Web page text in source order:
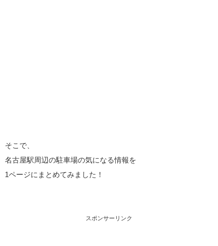
そこで、
名古屋駅周辺の駐車場の気になる情報を
1ページにまとめてみました！
スポンサーリンク